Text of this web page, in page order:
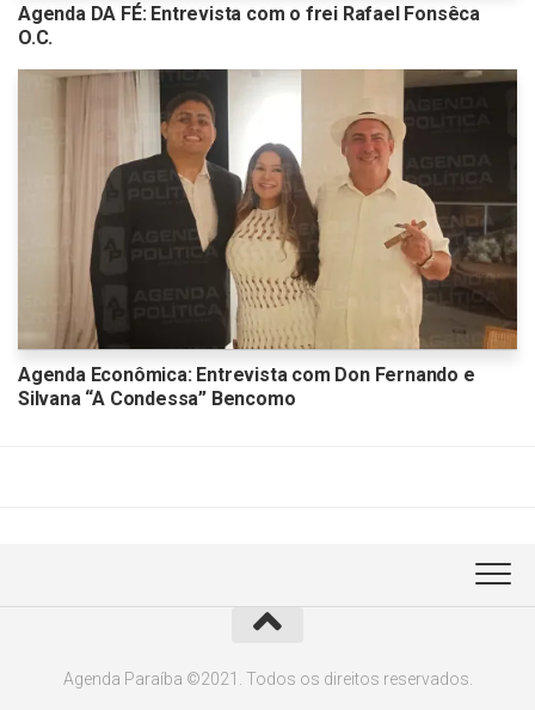
Agenda DA FÉ: Entrevista com o frei Rafael Fonsêca
O.C.
Agenda Econômica: Entrevista com Don Fernando e
Silvana “A Condessa” Bencomo
Agenda Paraíba ©2021. Todos os direitos reservados.